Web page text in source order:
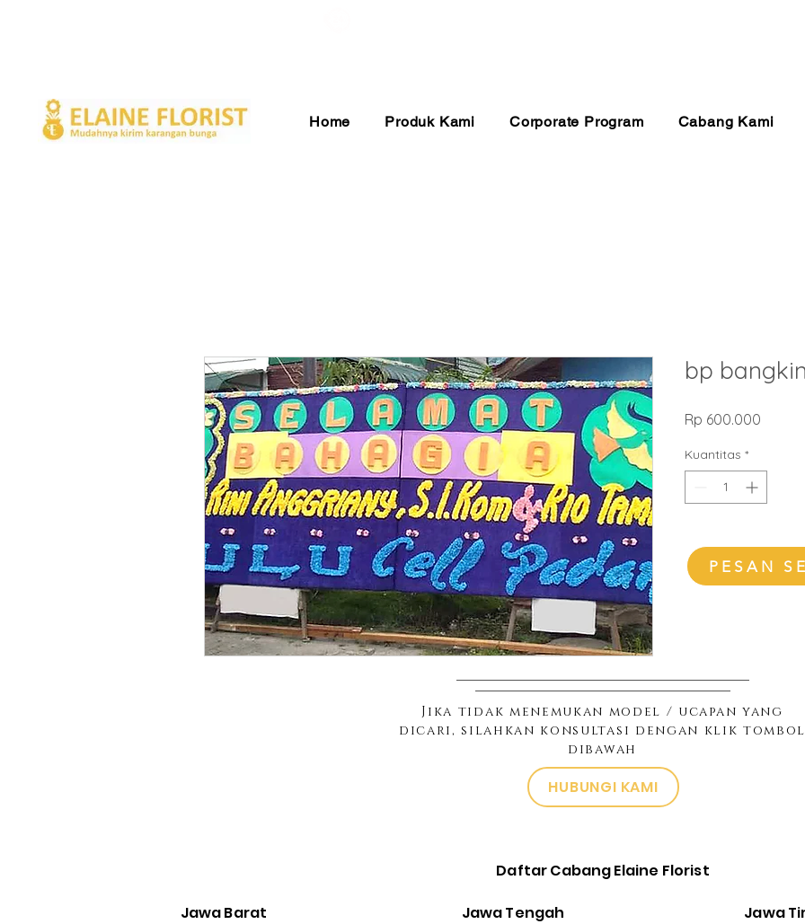
Home Produk Kami Corporate Program Cabang Kami
bp
Rp 600.000
Kuantitas *
PESAN
Jika tidak menemukan model / ucapan yang
dicari, silahkan konsultasi dengan klik tombol
dibawah
HUBUNGI KAMI
Daftar Cabang Elaine Florist
Jawa Barat Jawa Tengah Jawa